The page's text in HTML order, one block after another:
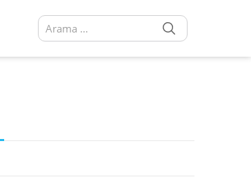
Arama sonuçları: